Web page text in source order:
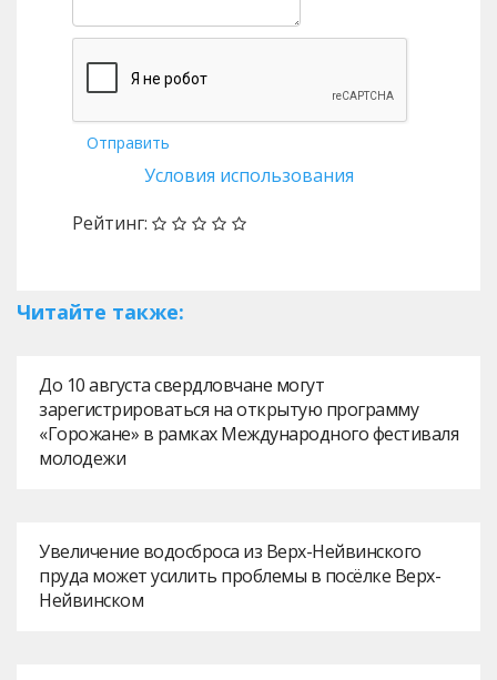
Отправить
Условия использования
Рейтинг:
Читайте также:
До 10 августа свердловчане могут
зарегистрироваться на открытую программу
«Горожане» в рамках Международного фестиваля
молодежи
Увеличение водосброса из Верх-Нейвинского
пруда может усилить проблемы в посёлке Верх-
Нейвинском